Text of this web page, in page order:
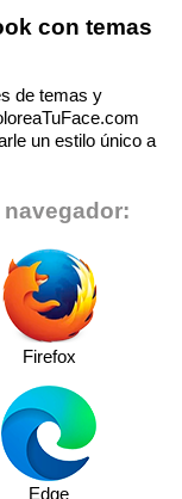
con temas
de temas y
un estilo único a
Firefox
Edge